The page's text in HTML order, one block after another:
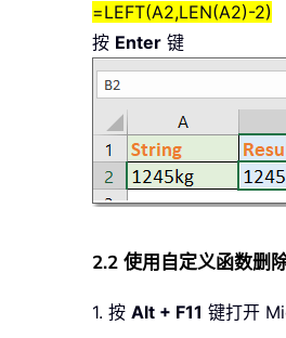
=LEFT(A2,LEN(A2)-2)
按 Enter 键
2.2 使用自定义函数删
1. 按 Alt + F11 键打开